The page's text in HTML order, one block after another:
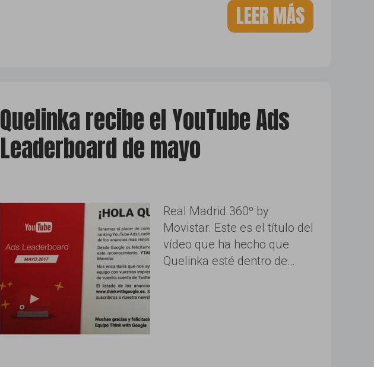
LEER MÁS
Quelinka recibe el YouTube Ads
Leaderboard de mayo
Real Madrid 360º by
Movistar. Este es el título del
vídeo que ha hecho que
Quelinka esté dentro de…